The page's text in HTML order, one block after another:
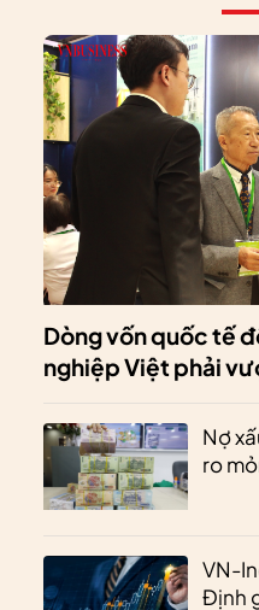
Dòng vốn quốc tế
nghiệp Việt phải
Nợ
ro
VN-
Định